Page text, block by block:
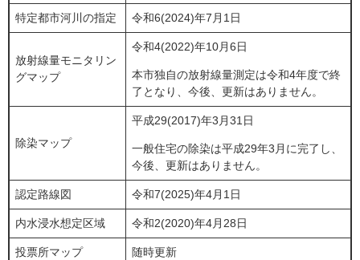
特定都市河川の指定 令和6(2024)年7月1日
放射線量モニタリン
グマップ
令和4(2022)年10月6日
本市独自の放射線量測定は令和4年度で終
了となり、今後、更新はありません。
除染マップ
平成29(2017)年3月31日
一般住宅の除染は平成29年3月に完了し、
今後、更新はありません。
認定路線図 令和7(2025)年4月1日
内水浸水想定区域 令和2(2020)年4月28日
投票所マップ 随時更新